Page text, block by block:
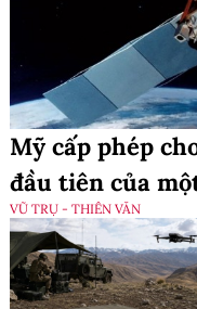
Mỹ cấp phép
đầu tiên của
VŨ TRỤ - THIÊN VĂN